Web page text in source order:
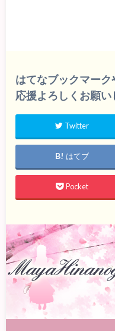
はてなブックマー
応援よろしくお願い
Twitter
はてブ
Pocket